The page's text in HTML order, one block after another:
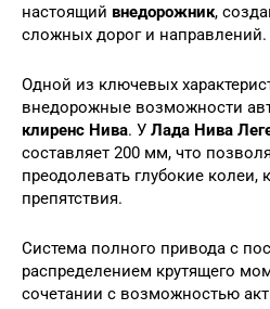
настоящий внедорожник,
сложных дорог и направлений.
Одной из ключевых
внедорожные возможности
клиренс Нива. У Лада Нива
составляет 200 мм, что
преодолевать глубокие колеи,
препятствия.
Система полного привода с
распределением крутящего
сочетании с возможностью